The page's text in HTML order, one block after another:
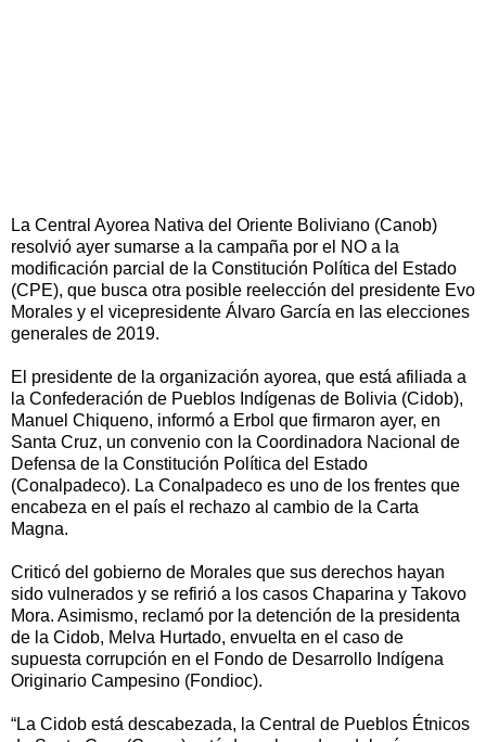
La Central Ayorea Nativa del Oriente Boliviano (Canob)
resolvió ayer sumarse a la campaña por el NO a la
modificación parcial de la Constitución Política del Estado
(CPE), que busca otra posible reelección del presidente Evo
Morales y el vicepresidente Álvaro García en las elecciones
generales de 2019.
El presidente de la organización ayorea, que está afiliada a
la Confederación de Pueblos Indígenas de Bolivia (Cidob),
Manuel Chiqueno, informó a Erbol que firmaron ayer, en
Santa Cruz, un convenio con la Coordinadora Nacional de
Defensa de la Constitución Política del Estado
(Conalpadeco). La Conalpadeco es uno de los frentes que
encabeza en el país el rechazo al cambio de la Carta
Magna.
Criticó del gobierno de Morales que sus derechos hayan
sido vulnerados y se refirió a los casos Chaparina y Takovo
Mora. Asimismo, reclamó por la detención de la presidenta
de la Cidob, Melva Hurtado, envuelta en el caso de
supuesta corrupción en el Fondo de Desarrollo Indígena
Originario Campesino (Fondioc).
“La Cidob está descabezada, la Central de Pueblos Étnicos